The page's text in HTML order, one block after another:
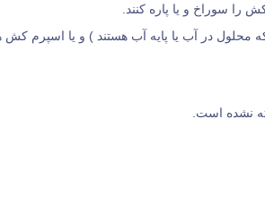
را سوراخ و یا پاره کنند.
محلول در آب یا پایه آب هستند ) و یا اسپرم
نشده است.